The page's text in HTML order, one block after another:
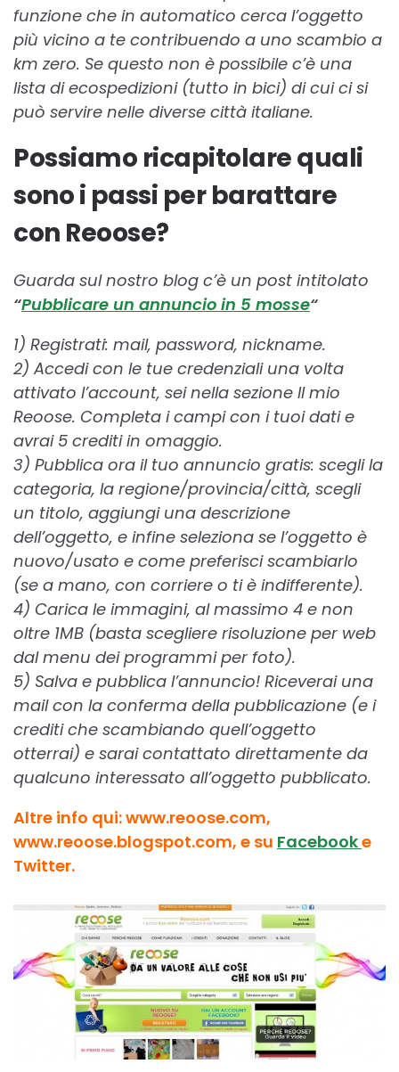
funzione che in automatico cerca l’oggetto
più vicino a te contribuendo a uno scambio a
km zero. Se questo non è possibile c’è una
lista di ecospedizioni (tutto in bici) di cui ci si
può servire nelle diverse città italiane.
Possiamo ricapitolare quali
sono i passi per barattare
con Reoose?
Guarda sul nostro blog c’è un post intitolato
“Pubblicare un annuncio in 5 mosse“
1) Registrati: mail, password, nickname.
2) Accedi con le tue credenziali una volta
attivato l’account, sei nella sezione Il mio
Reoose. Completa i campi con i tuoi dati e
avrai 5 crediti in omaggio.
3) Pubblica ora il tuo annuncio gratis: scegli la
categoria, la regione/provincia/città, scegli
un titolo, aggiungi una descrizione
dell’oggetto, e infine seleziona se l’oggetto è
nuovo/usato e come preferisci scambiarlo
(se a mano, con corriere o ti è indifferente).
4) Carica le immagini, al massimo 4 e non
oltre 1MB (basta scegliere risoluzione per web
dal menu dei programmi per foto).
5) Salva e pubblica l’annuncio! Riceverai una
mail con la conferma della pubblicazione (e i
crediti che scambiando quell’oggetto
otterrai) e sarai contattato direttamente da
qualcuno interessato all’oggetto pubblicato.
Altre info qui: www.reoose.com,
www.reoose.blogspot.com, e su Facebooke
Twitter.